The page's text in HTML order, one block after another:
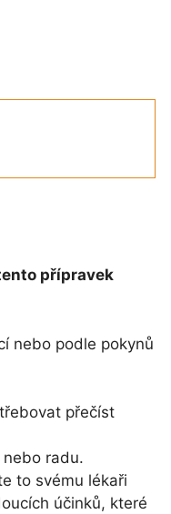
přípravek
nebo podle pokynů
přečíst
radu.
to svému lékaři
účinků, které